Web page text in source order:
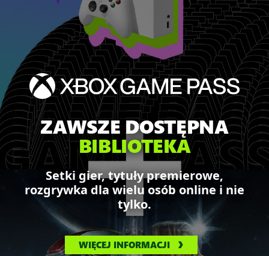
ZAWSZE DOSTĘPNA
BIBLIOTEKA
Setki gier, tytuły premierowe,
rozgrywka dla wielu osób online i nie
tylko.
WIĘCEJ INFORMACJI